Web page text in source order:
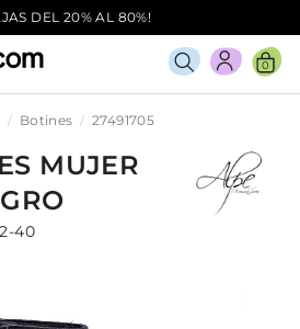
DEL 20% AL 80%!
0
Botines 27491705
MUJER
40